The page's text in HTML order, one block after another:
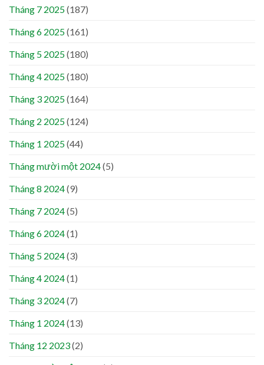
Tháng 7 2025(187)
Tháng 6 2025(161)
Tháng 5 2025(180)
Tháng 4 2025(180)
Tháng 3 2025(164)
Tháng 2 2025(124)
Tháng 1 2025(44)
Tháng mười một 2024(5)
Tháng 8 2024(9)
Tháng 7 2024(5)
Tháng 6 2024(1)
Tháng 5 2024(3)
Tháng 4 2024(1)
Tháng 3 2024(7)
Tháng 1 2024(13)
Tháng 12 2023(2)